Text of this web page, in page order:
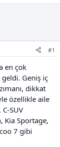
#1
en çok
Geniş iç
dikkat
özellikle aile
SUV
Kia Sportage,
7 gibi